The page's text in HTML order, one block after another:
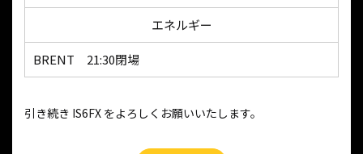
エネルギー
BRENT 21:30閉場
引き続き IS6FX をよろしくお願いいたします。